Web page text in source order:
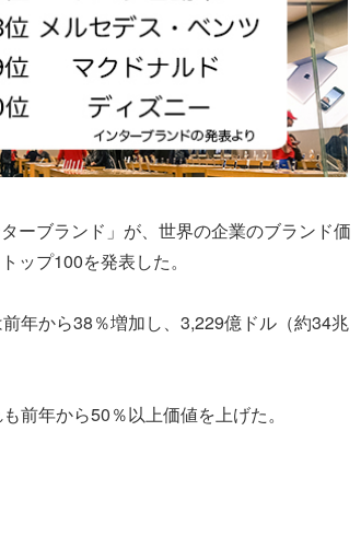
ーブランド」が、世界の企業のブランド価
ップ100を発表した。
年から38％増加し、3,229億ドル（約34兆
前年から50％以上価値を上げた。